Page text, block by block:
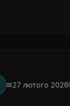
27 лютого 2026